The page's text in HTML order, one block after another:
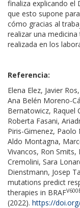
finaliza explicando el
que esto supone
cómo gracias al
realizar una
realizada en los
Referencia:
Elena Elez, Javier
Ana Belén Moreno-
Bernatowicz, Raquel
Roberta Fasani,
Piris-Gimenez,
Aldo Montagna,
Vivancos, Ron Smits,
Cremolini, Sara
Dienstmann, Josep
mutations predict
therapies in BRAF
(2022). https://